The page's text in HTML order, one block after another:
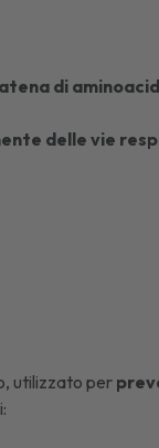
di
delle vie
utilizzato per